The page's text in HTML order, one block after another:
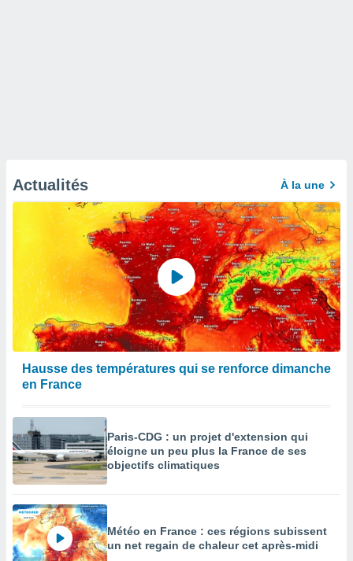
Actualités À la une
Hausse des températures qui se renforce dimanche
en France
Paris-CDG : un projet d'extension qui
éloigne un peu plus la France de ses
objectifs climatiques
Météo en France : ces régions subissent
un net regain de chaleur cet après-midi